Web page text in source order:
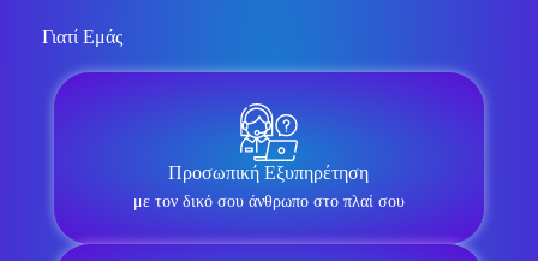
Γιατί Εμάς
Προσωπική Εξυπηρέτηση
με τον δικό σου άνθρωπο στο πλαί σου